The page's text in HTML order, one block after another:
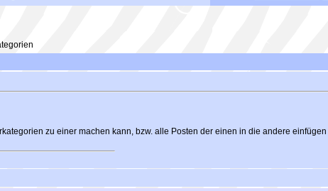
zu einer machen kann, bzw. alle Posten der einen in die andere